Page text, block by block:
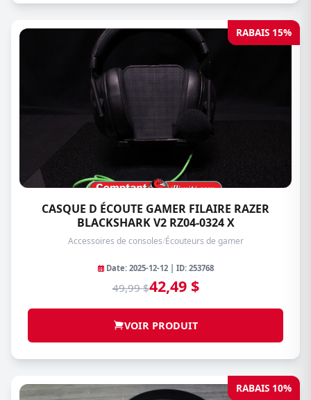
RABAIS 15%
CASQUE D ÉCOUTE GAMER FILAIRE RAZER
BLACKSHARK V2 RZ04-0324 X
Accessoires de consoles/Écouteurs de gamer
Date: 2025-12-12 | ID: 253768
49,99 $42,49 $
VOIR PRODUIT
RABAIS 10%